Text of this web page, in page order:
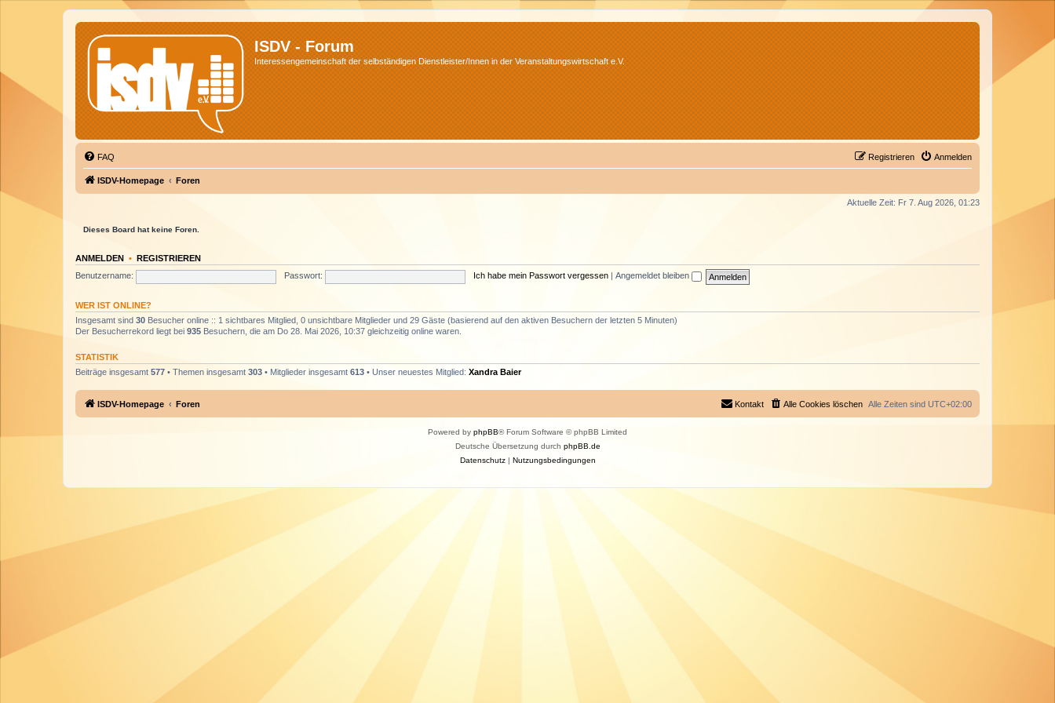
ISDV - Forum
Interessengemeinschaft der selbständigen Dienstleister/Innen in der Veranstaltungswirtschaft e.V.
FAQ Anmelden
Registrieren
ISDV-Homepage Foren
Aktuelle Zeit: Fr 7. Aug 2026, 01:23
Dieses Board hat keine Foren.
ANMELDEN • REGISTRIEREN
Benutzername:
Passwort: Ich habe mein Passwort vergessen Angemeldet bleiben
WER IST ONLINE?
Insgesamt sind 30 Besucher online :: 1 sichtbares Mitglied, 0 unsichtbare Mitglieder und 29 Gäste (basierend auf den aktiven Besuchern der letzten 5 Minuten)
Der Besucherrekord liegt bei 935 Besuchern, die am Do 28. Mai 2026, 10:37 gleichzeitig online waren.
STATISTIK
Beiträge insgesamt 577 • Themen insgesamt 303 • Mitglieder insgesamt 613 • Unser neuestes Mitglied: Xandra Baier
ISDV-Homepage Foren Alle Zeiten sind UTC+02:00
Alle Cookies löschen
Kontakt
Powered by phpBB® Forum Software © phpBB Limited
Deutsche Übersetzung durch phpBB.de
Datenschutz| Nutzungsbedingungen